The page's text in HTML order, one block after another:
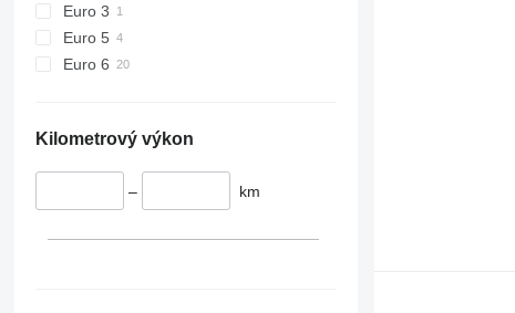
Euro 3
Euro 5
Euro 6
Kilometrový výkon
– km